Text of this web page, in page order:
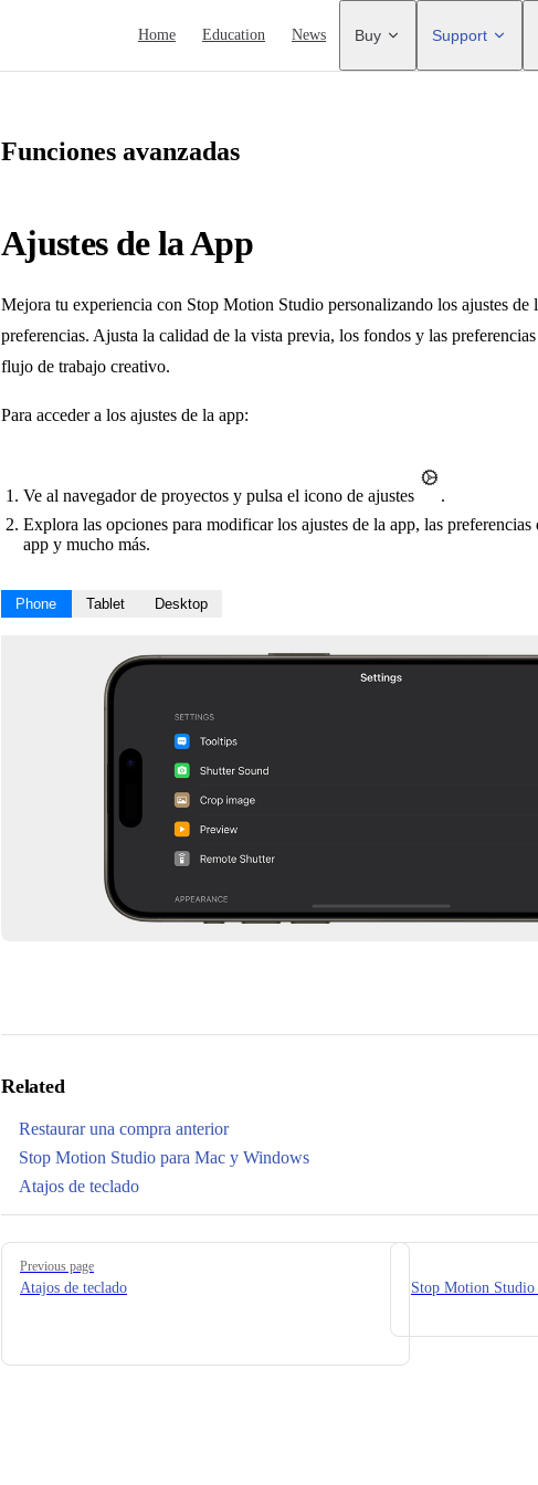
Home Education News Buy Support
Funciones avanzadas
Ajustes de la App
Mejora tu experiencia con Stop Motion Studio personalizando los ajustes de
preferencias. Ajusta la calidad de la vista previa, los fondos y las
flujo de trabajo creativo.
Para acceder a los ajustes de la app:
Ve al navegador de proyectos y pulsa el icono de ajustes
.
Explora las opciones para modificar los ajustes de la app, las
app y mucho más.
Phone Tablet Desktop
Related
Restaurar una compra anterior
Stop Motion Studio para Mac y Windows
Atajos de teclado
Pager
Previous page
Atajos de teclado
Stop Motion